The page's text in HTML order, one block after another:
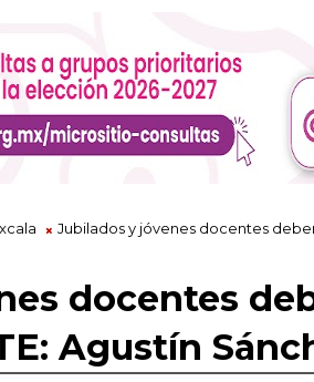
Jubilados y jóvenes docentes
docentes
Agustín